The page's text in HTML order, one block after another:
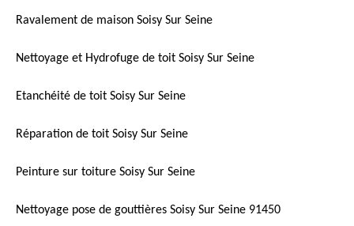
Ravalement de maison Soisy Sur Seine
Nettoyage et Hydrofuge de toit Soisy Sur Seine
Etanchéité de toit Soisy Sur Seine
Réparation de toit Soisy Sur Seine
Peinture sur toiture Soisy Sur Seine
Nettoyage pose de gouttières Soisy Sur Seine 91450